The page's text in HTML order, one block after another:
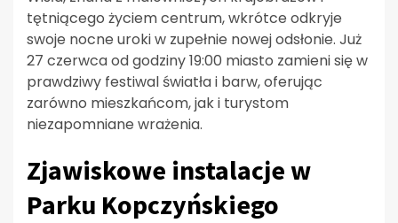
tętniącego życiem centrum, wkrótce odkryje
swoje nocne uroki w zupełnie nowej odsłonie. Już
27 czerwca od godziny 19:00 miasto zamieni się w
prawdziwy festiwal światła i barw, oferując
zarówno mieszkańcom, jak i turystom
niezapomniane wrażenia.
Zjawiskowe instalacje w
Parku Kopczyńskiego